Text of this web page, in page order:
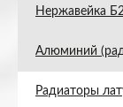
Нержавейка
Алюминий
Радиаторы